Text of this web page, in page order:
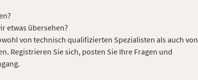
etwas übersehen?
von technisch qualifizierten Spezialisten als auch von
Registrieren Sie sich, posten Sie Ihre Fragen und